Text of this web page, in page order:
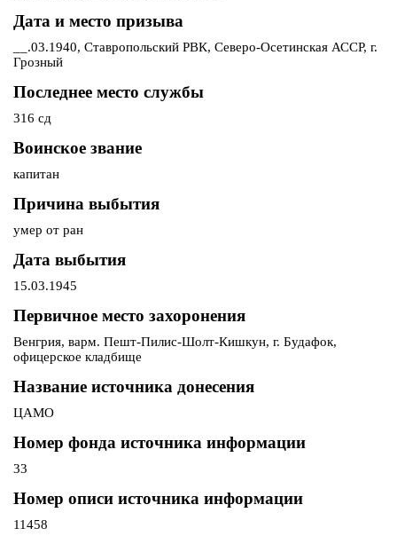
Дата и место призыва
__.03.1940, Ставропольский РВК, Северо-Осетинская АССР, г.
Грозный
Последнее место службы
316 сд
Воинское звание
капитан
Причина выбытия
умер от ран
Дата выбытия
15.03.1945
Первичное место захоронения
Венгрия, варм. Пешт-Пилис-Шолт-Кишкун, г. Будафок,
офицерское кладбище
Название источника донесения
ЦАМО
Номер фонда источника информации
33
Номер описи источника информации
11458